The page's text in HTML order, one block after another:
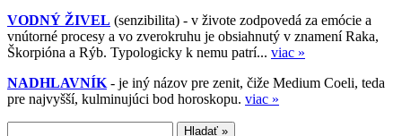
VODNÝ ŽIVEL (senzibilita) - v živote zodpovedá za emócie a
vnútorné procesy a vo zverokruhu je obsiahnutý v znamení Raka,
Škorpióna a Rýb. Typologicky k nemu patrí... viac »
NADHLAVNÍK - je iný názov pre zenit, čiže Medium Coeli, teda
pre najvyšší, kulminujúci bod horoskopu. viac »